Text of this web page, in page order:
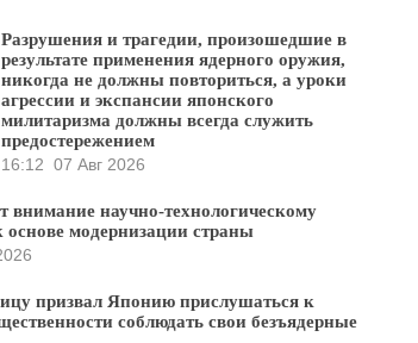
Разрушения и трагедии, произошедшие в
результате применения ядерного оружия,
никогда не должны повториться, а уроки
агрессии и экспансии японского
милитаризма должны всегда служить
предостережением
16:12 07 Авг 2026
внимание научно-технологическому
основе модернизации страны
призвал Японию прислушаться к
соблюдать свои безъядерные